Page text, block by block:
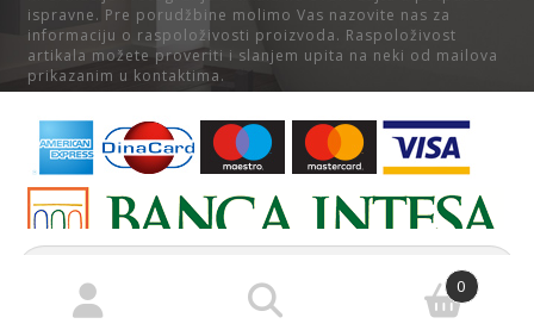
Pretraga
0
ispravne. Pre porudžbine molimo Vas nazovite nas za
informaciju o raspoloživosti proizvoda. Raspoloživost
artikala možete proveriti i slanjem upita na neki od mailova
prikazanim u kontaktima.